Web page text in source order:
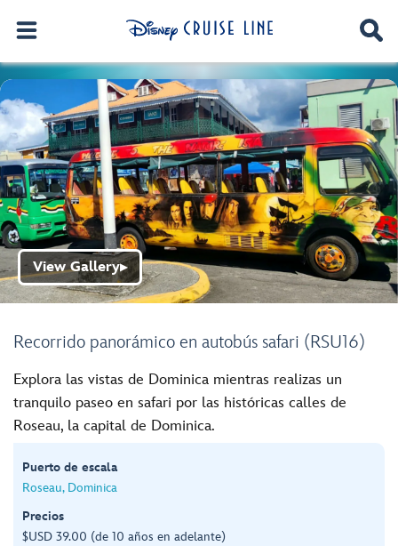
Recorrido panorámico en autobús safari (RSU16)
View Gallery▶
Explora las vistas de Dominica mientras realizas un
tranquilo paseo en safari por las históricas calles de
Roseau, la capital de Dominica.
Puerto de escala
Roseau, Dominica
Precios
$USD 39.00 (de 10 años en adelante)